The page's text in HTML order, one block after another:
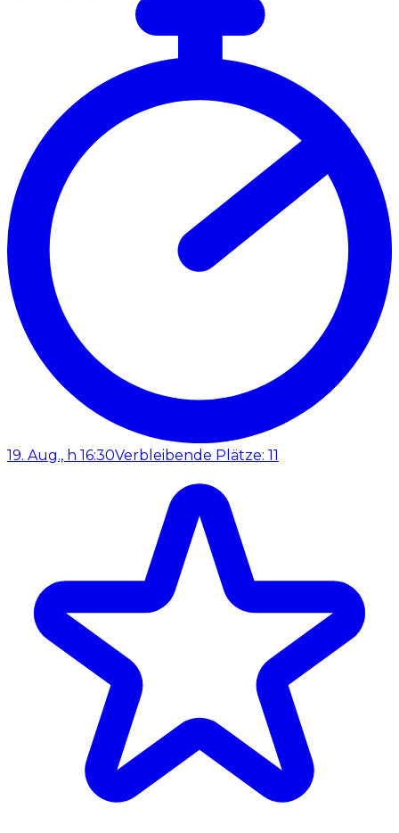
19. Aug., h 16:30Verbleibende Plätze: 11